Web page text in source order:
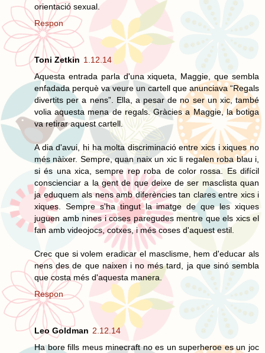
orientació sexual.
Respon
Toni Zetkin 1.12.14
Aquesta entrada parla d'una xiqueta, Maggie, que sembla
enfadada perquè va veure un cartell que anunciava “Regals
divertits per a nens”. Ella, a pesar de no ser un xic, també
volia aquesta mena de regals. Gràcies a Maggie, la botiga
va retirar aquest cartell.
A dia d'avui, hi ha molta discriminació entre xics i xiques no
més nàixer. Sempre, quan naix un xic li regalen roba blau i,
si és una xica, sempre rep roba de color rossa. Es difícil
conscienciar a la gent de que deixe de ser masclista quan
ja eduquem als nens amb diferències tan clares entre xics i
xiques. Sempre s'ha tingut la imatge de que les xiques
juguen amb nines i coses paregudes mentre que els xics el
fan amb videojocs, cotxes, i més coses d'aquest estil.
Crec que si volem eradicar el masclisme, hem d'educar als
nens des de que naixen i no més tard, ja que sinó sembla
que costa més d'aquesta manera.
Respon
Leo Goldman 2.12.14
Ha bore fills meus minecraft no es un superheroe es un joc